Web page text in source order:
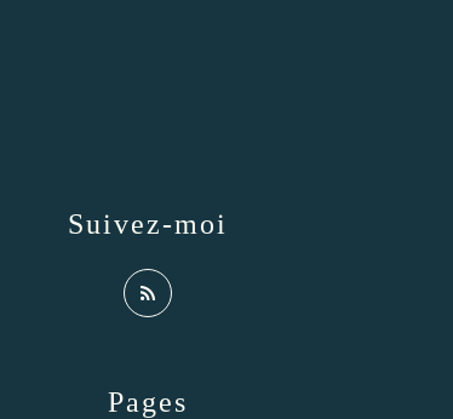
Pages
Suivez-moi